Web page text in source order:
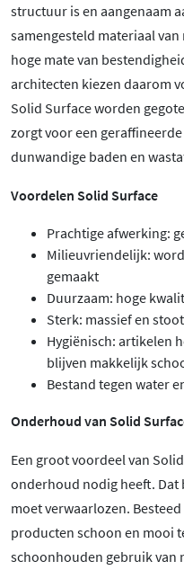
structuur is en aangenaam
samengesteld materiaal
hoge mate van
architecten kiezen daarom
Solid Surface worden
zorgt voor een
dunwandige baden en
Voordelen Solid Surface
Prachtige afwerking:
Milieuvriendelijk:
gemaakt
Duurzaam: hoge
Sterk: massief en
Hygiënisch: artikelen
blijven makkelijk
Bestand tegen water
Onderhoud van Solid
Een groot voordeel van
onderhoud nodig heeft.
moet verwaarlozen.
producten schoon en mooi
schoonhouden gebruik